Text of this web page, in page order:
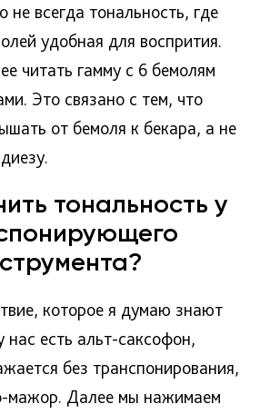
не всегда тональность, где
удобная для воспрития.
читать гамму с 6 бемолям
Это связано с тем, что
от бемоля к бекара, а не
тональность у
которое я думаю знают
нас есть альт-саксофон,
без транспонирования,
мажор. Далее мы нажимаем